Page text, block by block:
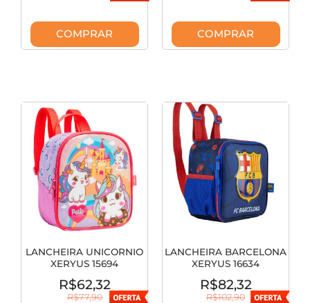
COMPRAR COMPRAR
LANCHEIRA UNICORNIO
XERYUS 15694
R$62,32
R$77,90
LANCHEIRA BARCELONA
XERYUS 16634
R$82,32
R$102,90